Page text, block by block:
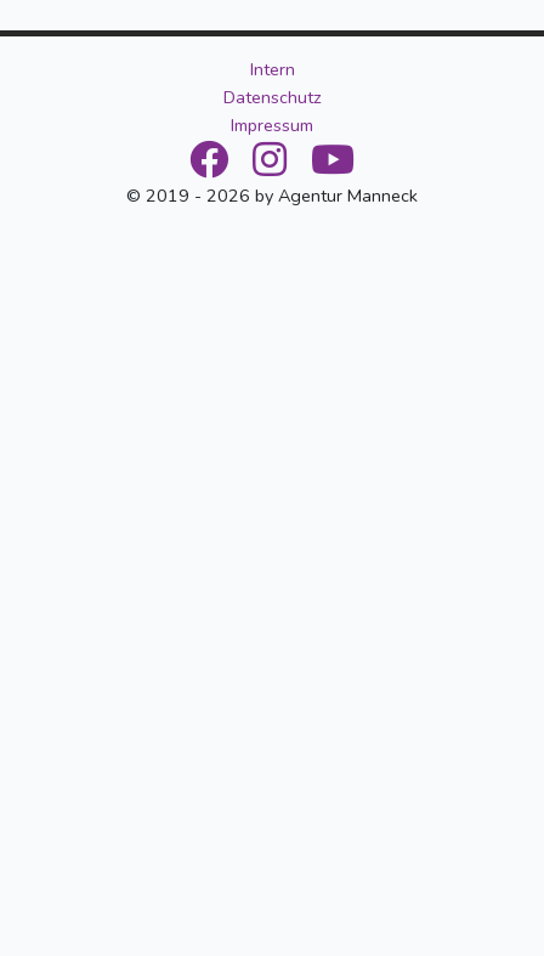
Intern
Datenschutz
Impressum
© 2019 - 2026 by Agentur Manneck